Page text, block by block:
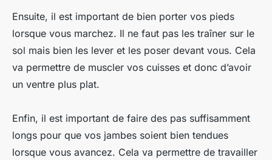
Ensuite, il est important de bien porter vos pieds
lorsque vous marchez. Il ne faut pas les traîner sur le
sol mais bien les lever et les poser devant vous. Cela
va permettre de muscler vos cuisses et donc d’avoir
un ventre plus plat.
Enfin, il est important de faire des pas suffisamment
longs pour que vos jambes soient bien tendues
lorsque vous avancez. Cela va permettre de travailler